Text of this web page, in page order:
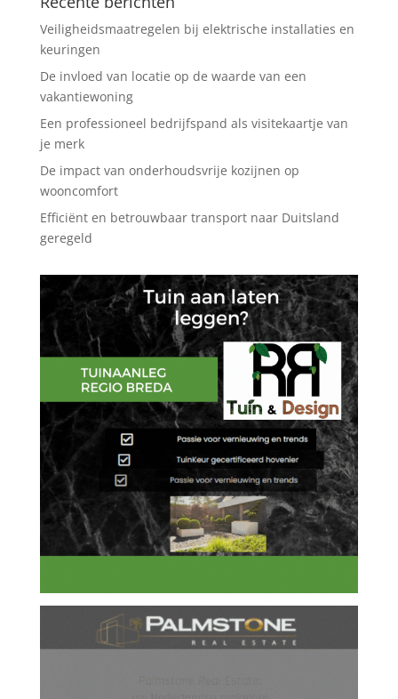
Veiligheidsmaatregelen bij elektrische installaties en
keuringen
De invloed van locatie op de waarde van een
vakantiewoning
Een professioneel bedrijfspand als visitekaartje van
je merk
De impact van onderhoudsvrije kozijnen op
wooncomfort
Efficiënt en betrouwbaar transport naar Duitsland
geregeld